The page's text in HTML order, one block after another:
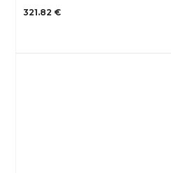
321.82 €